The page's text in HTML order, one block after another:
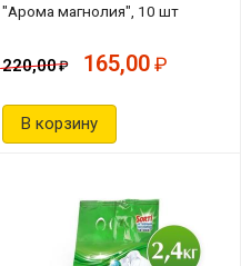
"Арома магнолия", 10 шт
220,00 165,00
В корзину